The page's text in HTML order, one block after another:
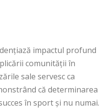
impactul profund
comunității în
sale servesc ca
că determinarea
în sport și nu numai.